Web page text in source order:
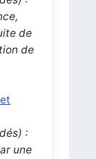
de
de
:
une